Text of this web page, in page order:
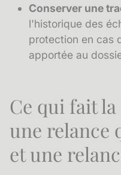
Conserver une
l'historique des
protection en cas
apportée au
Ce qui fait
une relance
et une